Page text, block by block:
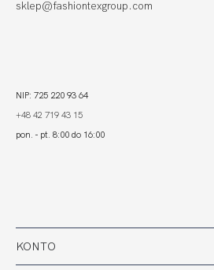
KONTO
sklep@fashiontexgroup.com
NIP: 725 220 93 64
+48 42 719 43 15
pon. - pt. 8:00 do 16:00